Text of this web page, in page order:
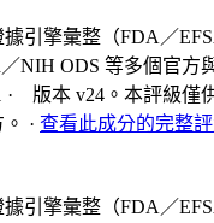
引擎彙整（FDA／
／NIH ODS 等多個官方
· 版本 v24。本評級僅
· 查看此成分的完整
引擎彙整（FDA／